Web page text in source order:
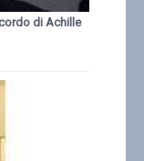
di Achille